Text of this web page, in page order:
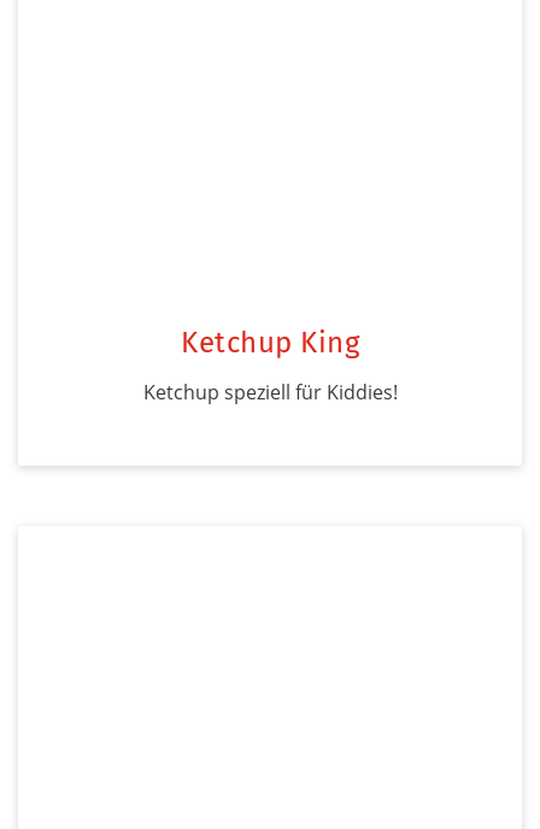
Ketchup King
Ketchup speziell für Kiddies!